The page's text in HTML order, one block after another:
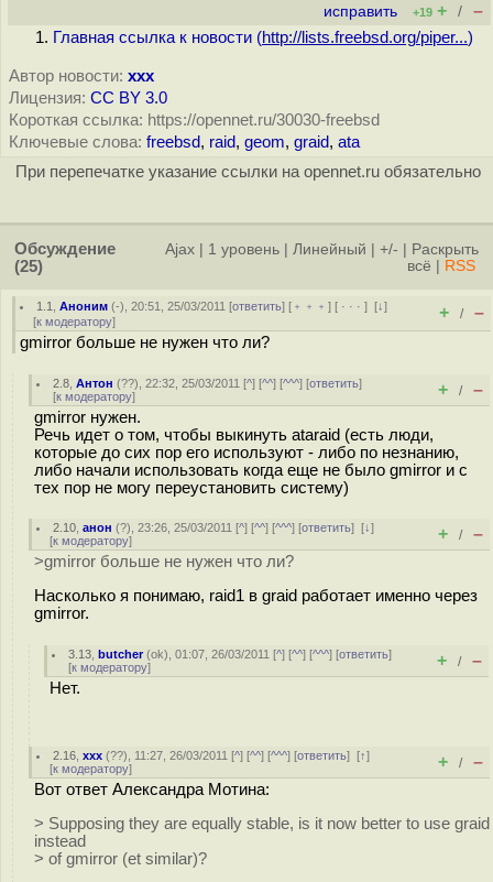
исправить +19 + / –
Главная ссылка к новости (http://lists.freebsd.org/piper...)
Автор новости: xxx
Лицензия: CC BY 3.0
Короткая ссылка: https://opennet.ru/30030-freebsd
Ключевые слова: freebsd, raid, geom, graid, ata
При перепечатке указание ссылки на opennet.ru обязательно
Обсуждение
(25)
Ajax 1 уровень Линейный +/-
Раскрыть
всё
RSS
1.1 ,Аноним (-), 20:51, 25/03/2011 [ответить] [ ﹢﹢﹢] [ · · ·][↓]
[к модератору] + / –
gmirror больше не нужен что ли?
2.8 ,Антон (??), 22:32, 25/03/2011 [^] [^^] [^^^] [ответить]
[к модератору] + / –
gmirror нужен.
Речь идет о том, чтобы выкинуть ataraid (есть люди,
которые до сих пор его используют - либо по незнанию,
либо начали использовать когда еще не было gmirror и с
тех пор не могу переустановить систему)
2.10 ,анон (?), 23:26, 25/03/2011 [^] [^^] [^^^] [ответить][↓]
[к модератору] + / –
>gmirror больше не нужен что ли?
Насколько я понимаю, raid1 в graid работает именно через
gmirror.
3.13 ,butcher(ok), 01:07, 26/03/2011 [^] [^^] [^^^] [ответить]
[к модератору] + / –
Нет.
2.16 ,xxx (??), 11:27, 26/03/2011 [^] [^^] [^^^] [ответить][↑]
[к модератору] + / –
Вот ответ Александра Мотина:
> Supposing they are equally stable, is it now better to use graid
instead
> of gmirror (et similar)?